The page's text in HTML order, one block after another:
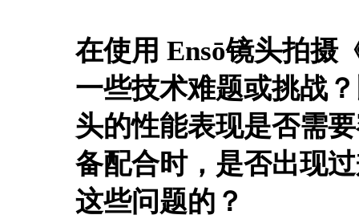
在使用 Ensō镜头拍摄
一些技术难题或挑战
头的性能表现是否需
备配合时，是否出现
这些问题的？